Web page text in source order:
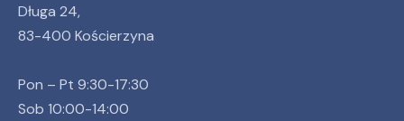
Długa 24,
83-400 Kościerzyna
Pon – Pt 9:30-17:30
Sob 10:00-14:00